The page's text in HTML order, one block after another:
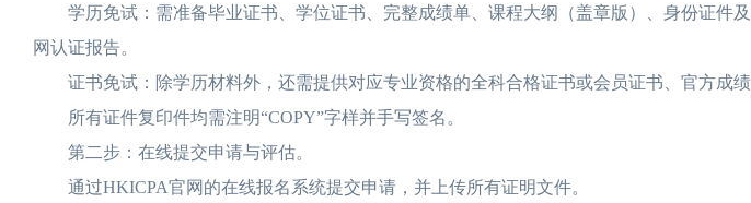
学历免试：需准备毕业证书、学位证书、完整成绩单、课程大纲（盖章版）、身份证件
网认证报告。
证书免试：除学历材料外，还需提供对应专业资格的全科合格证书或会员证书、官方成绩
所有证件复印件均需注明“COPY”字样并手写签名。
第二步：在线提交申请与评估。
通过HKICPA官网的在线报名系统提交申请，并上传所有证明文件。